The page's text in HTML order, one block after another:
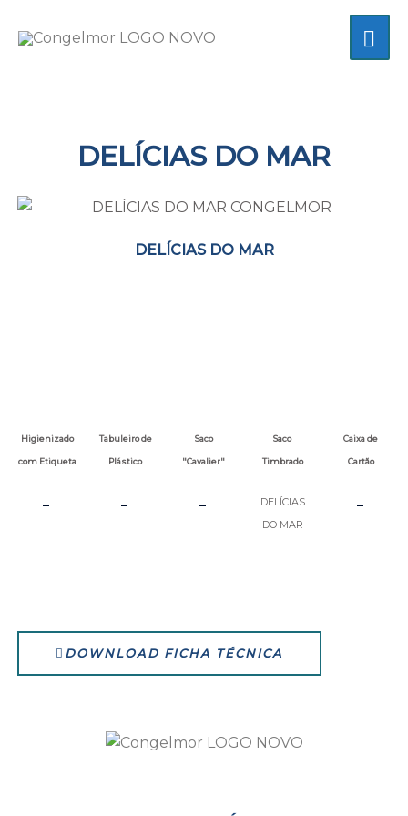
DELÍCIAS DO MAR
DELÍCIAS DO MAR
Higienizado
com Etiqueta
Tabuleiro de
Plástico
Saco
"Cavalier"
Saco
Timbrado
Caixa de
Cartão
- - -
DELÍCIAS
DO MAR
-
DOWNLOAD FICHA TÉCNICA